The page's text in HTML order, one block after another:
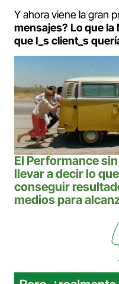
Y ahora viene la gran
mensajes? Lo que la
que l_s client_s
El Performance
llevar a decir lo
conseguir
medios para